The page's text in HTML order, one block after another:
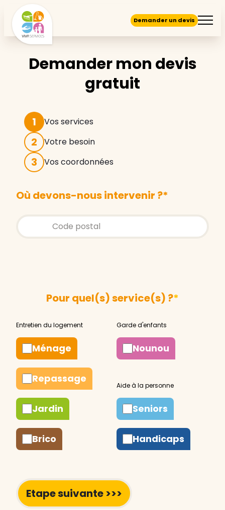
Demander un devis
Demander mon devis
gratuit
1 Vos services
2 Votre besoin
3 Vos coordonnées
Où devons-nous intervenir ?*
Store locator global - Autocompletion
Rechercher
Pour quel(s) service(s) ?*
Ménage
Repassage
Jardin
Brico
Nounou
Seniors
Handicaps